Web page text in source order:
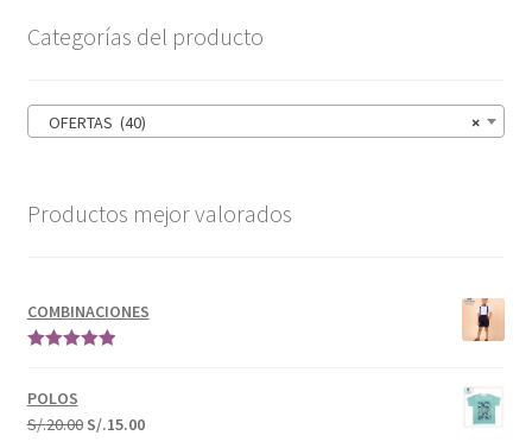
Categorías del producto
×
OFERTAS (40)
Productos mejor valorados
COMBINACIONES
POLOS
S/.20.00 S/.15.00